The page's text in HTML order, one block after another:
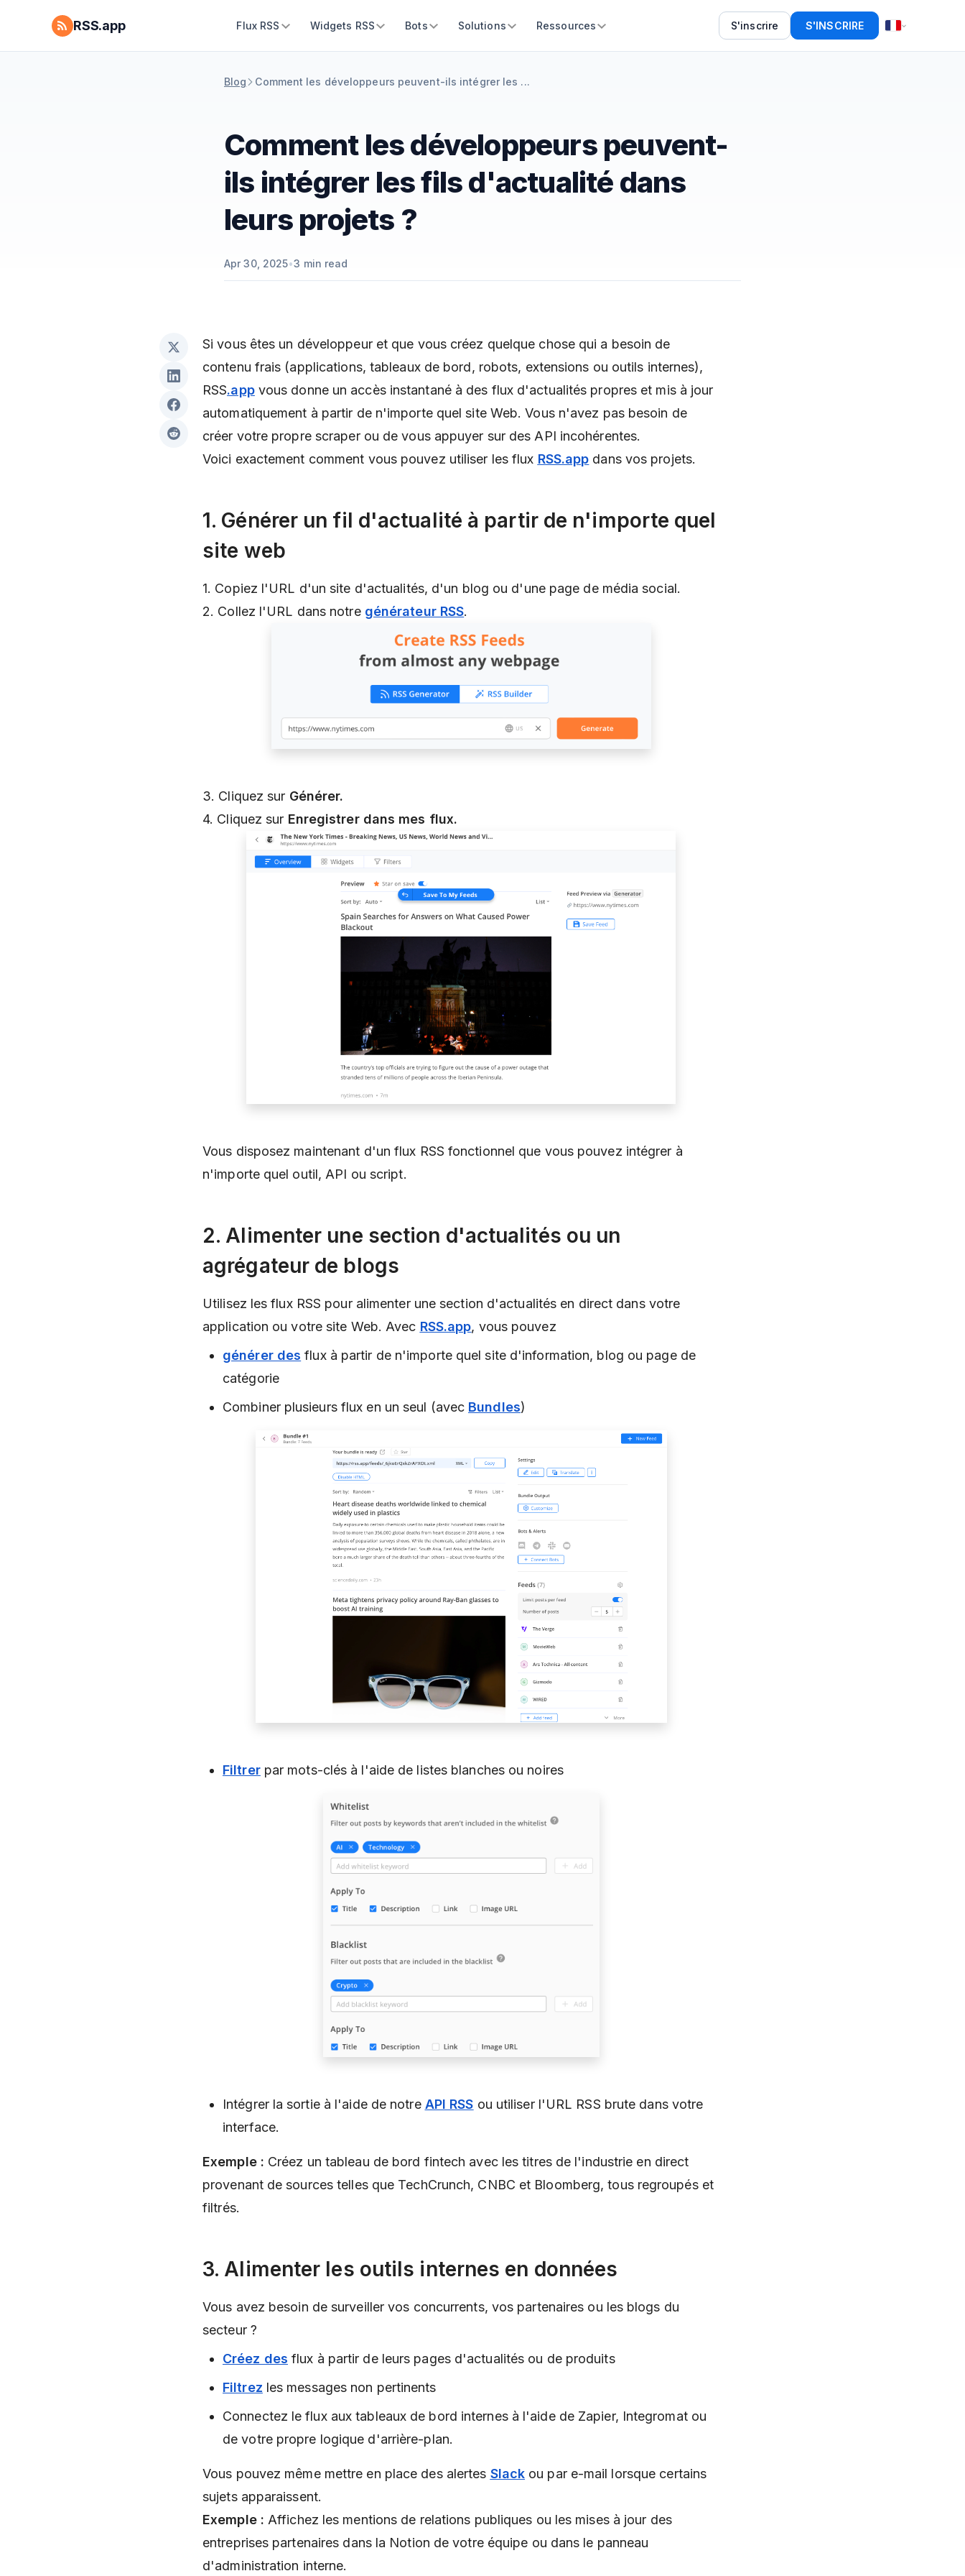
RSS.app Flux RSS Widgets RSS Bots Solutions Ressources S'inscrire S'INSCRIRE
Blog Comment les développeurs peuvent-ils intégrer les ...
Comment les développeurs peuvent-
ils intégrer les fils d'actualité dans
leurs projets ?
Apr 30, 2025•3 min read
Si vous êtes un développeur et que vous créez quelque chose qui a besoin de
contenu frais (applications, tableaux de bord, robots, extensions ou outils internes),
RSS.appvous donne un accès instantané à des flux d'actualités propres et mis à jour
automatiquement à partir de n'importe quel site Web. Vous n'avez pas besoin de
créer votre propre scraper ou de vous appuyer sur des API incohérentes.
Voici exactement comment vous pouvez utiliser les flux RSS.app dans vos projets.
1. Générer un fil d'actualité à partir de n'importe quel
site web
1. Copiez l'URL d'un site d'actualités, d'un blog ou d'une page de média social.
2. Collez l'URL dans notre générateur RSS.
3. Cliquez sur Générer.
4. Cliquez sur Enregistrer dans mes flux.
Vous disposez maintenant d'un flux RSS fonctionnel que vous pouvez intégrer à
n'importe quel outil, API ou script.
2. Alimenter une section d'actualités ou un
agrégateur de blogs
Utilisez les flux RSS pour alimenter une section d'actualités en direct dans votre
application ou votre site Web. Avec RSS.app, vous pouvez
générer des flux à partir de n'importe quel site d'information, blog ou page de
catégorie
Combiner plusieurs flux en un seul (avec Bundles)
Filtrerpar mots-clés à l'aide de listes blanches ou noires
Intégrer la sortie à l'aide de notre API RSS ou utiliser l'URL RSS brute dans votre
interface.
Exemple : Créez un tableau de bord fintech avec les titres de l'industrie en direct
provenant de sources telles que TechCrunch, CNBC et Bloomberg, tous regroupés et
filtrés.
3. Alimenter les outils internes en données
Vous avez besoin de surveiller vos concurrents, vos partenaires ou les blogs du
secteur ?
Créez des flux à partir de leurs pages d'actualités ou de produits
Filtrez les messages non pertinents
Connectez le flux aux tableaux de bord internes à l'aide de Zapier, Integromat ou
de votre propre logique d'arrière-plan.
Vous pouvez même mettre en place des alertes Slack ou par e-mail lorsque certains
sujets apparaissent.
Exemple : Affichez les mentions de relations publiques ou les mises à jour des
entreprises partenaires dans la Notion de votre équipe ou dans le panneau
d'administration interne.